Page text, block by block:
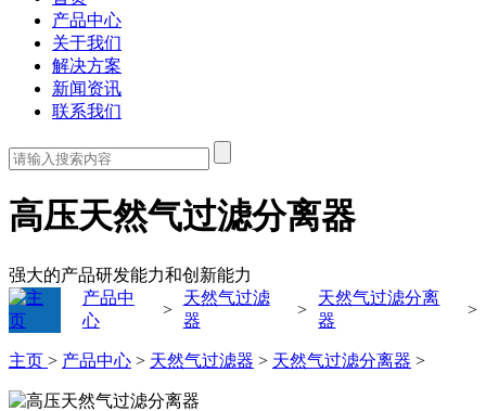
产品中心
关于我们
解决方案
新闻资讯
联系我们
高压天然气过滤分离器
强大的产品研发能力和创新能力
产品中
心
>
天然气过滤
器
>
天然气过滤分离
器
>
主页 > 产品中心 > 天然气过滤器 > 天然气过滤分离器 >